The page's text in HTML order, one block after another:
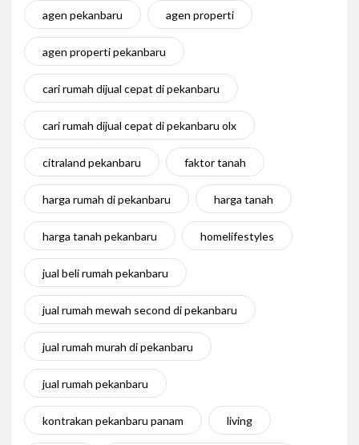
agen pekanbaru agen properti
agen properti pekanbaru
cari rumah dijual cepat di pekanbaru
cari rumah dijual cepat di pekanbaru olx
citraland pekanbaru faktor tanah
harga rumah di pekanbaru harga tanah
harga tanah pekanbaru homelifestyles
jual beli rumah pekanbaru
jual rumah mewah second di pekanbaru
jual rumah murah di pekanbaru
jual rumah pekanbaru
kontrakan pekanbaru panam living